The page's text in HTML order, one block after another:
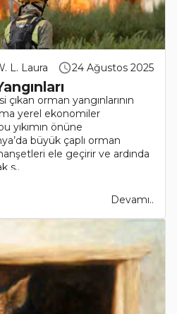
L. Laura 24 Ağustos 2025
çıkan orman yangınlarının
yerel ekonomiler
yıkımın önüne
büyük çaplı orman
ele geçirir ve ardında
s..
Devamı..